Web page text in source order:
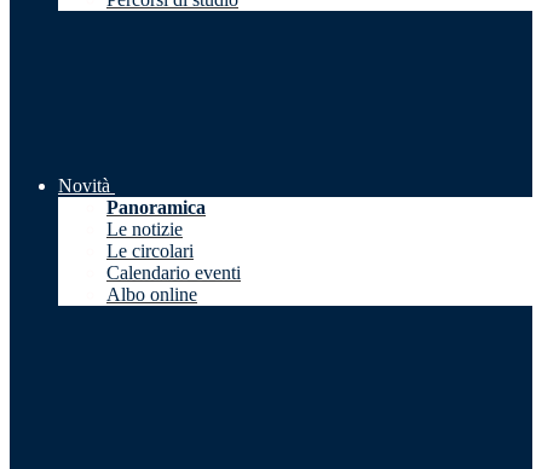
Novità
Panoramica
Le notizie
Le circolari
Calendario eventi
Albo online